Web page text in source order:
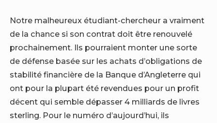
Notre malheureux étudiant-chercheur a vraiment
de la chance si son contrat doit être renouvelé
prochainement. Ils pourraient monter une sorte
de défense basée sur les achats d’obligations de
stabilité financière de la Banque d’Angleterre qui
ont pour la plupart été revendues pour un profit
décent qui semble dépasser 4 milliards de livres
sterling. Pour le numéro d’aujourd’hui, ils